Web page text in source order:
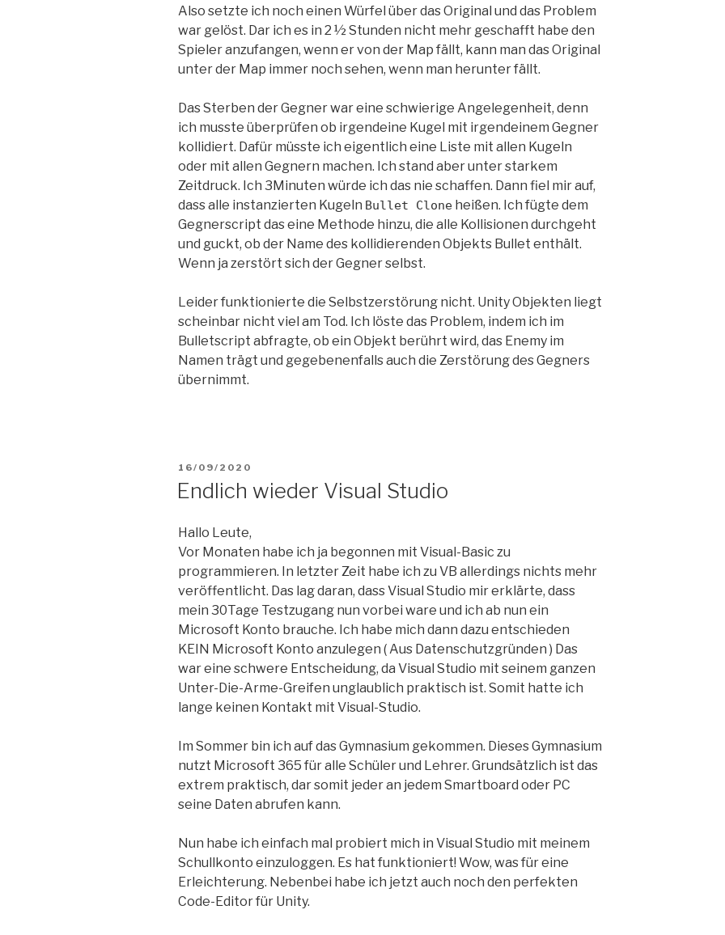
Also setzte ich noch einen Würfel über das Original und das Problem
war gelöst. Dar ich es in 2 ½ Stunden nicht mehr geschafft habe den
Spieler anzufangen, wenn er von der Map fällt, kann man das Original
unter der Map immer noch sehen, wenn man herunter fällt.
Das Sterben der Gegner war eine schwierige Angelegenheit, denn
ich musste überprüfen ob irgendeine Kugel mit irgendeinem Gegner
kollidiert. Dafür müsste ich eigentlich eine Liste mit allen Kugeln
oder mit allen Gegnern machen. Ich stand aber unter starkem
Zeitdruck. Ich 3Minuten würde ich das nie schaffen. Dann fiel mir auf,
dass alle instanzierten Kugeln Bullet Clone heißen. Ich fügte dem
Gegnerscript das eine Methode hinzu, die alle Kollisionen durchgeht
und guckt, ob der Name des kollidierenden Objekts Bullet enthält.
Wenn ja zerstört sich der Gegner selbst.
Leider funktionierte die Selbstzerstörung nicht. Unity Objekten liegt
scheinbar nicht viel am Tod. Ich löste das Problem, indem ich im
Bulletscript abfragte, ob ein Objekt berührt wird, das Enemy im
Namen trägt und gegebenenfalls auch die Zerstörung des Gegners
übernimmt.
VERÖFFENTLICHT
16/09/2020
Endlich wieder Visual Studio
Hallo Leute,
Vor Monaten habe ich ja begonnen mit Visual-Basic zu
programmieren. In letzter Zeit habe ich zu VB allerdings nichts mehr
veröffentlicht. Das lag daran, dass Visual Studio mir erklärte, dass
mein 30Tage Testzugang nun vorbei ware und ich ab nun ein
Microsoft Konto brauche. Ich habe mich dann dazu entschieden
KEIN Microsoft Konto anzulegen ( Aus Datenschutzgründen ) Das
war eine schwere Entscheidung, da Visual Studio mit seinem ganzen
Unter-Die-Arme-Greifen unglaublich praktisch ist. Somit hatte ich
lange keinen Kontakt mit Visual-Studio.
Im Sommer bin ich auf das Gymnasium gekommen. Dieses Gymnasium
nutzt Microsoft 365 für alle Schüler und Lehrer. Grundsätzlich ist das
extrem praktisch, dar somit jeder an jedem Smartboard oder PC
seine Daten abrufen kann.
Nun habe ich einfach mal probiert mich in Visual Studio mit meinem
Schullkonto einzuloggen. Es hat funktioniert! Wow, was für eine
Erleichterung. Nebenbei habe ich jetzt auch noch den perfekten
Code-Editor für Unity.